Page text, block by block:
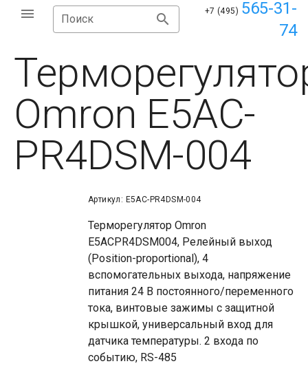
Поиск
+7 (495) 565-31-
74
Omron E5AC-
PR4DSM-004
Артикул: E5AC-PR4DSM-004
Терморегулятор Omron
E5ACPR4DSM004, Релейный выход
(Position-proportional), 4
вспомогательных выхода, напряжение
питания 24 В постоянного/переменного
тока, винтовые зажимы с защитной
крышкой, универсальный вход для
датчика температуры. 2 входа по
событию, RS-485